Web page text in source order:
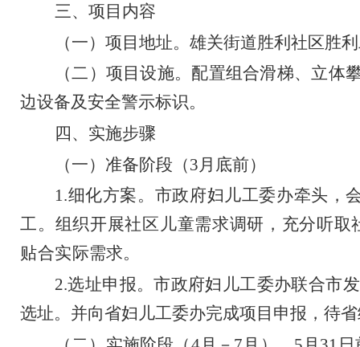
三、项目内容
（一）项目地址。 雄关街道胜利社区胜
（二）项目设施。 配置组合滑梯、立体
边设备及安全警示标识。
四、实施步骤
（一）准备阶段（3 月底前）
1.细化方案。市政府妇儿工委办牵头，
工。组织开展社区儿童需求调研，充分听
贴合实际需求。
2.选址申报。市政府妇儿工委办联合市
选址。并向省妇儿工委办完成项目申报 ，待